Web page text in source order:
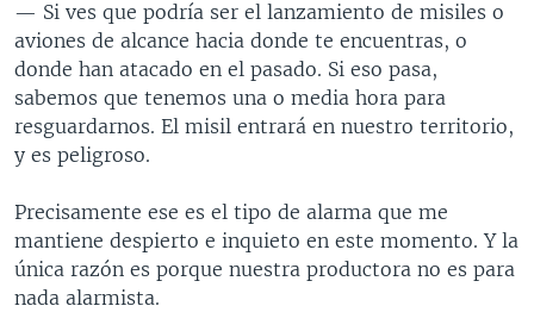
— Si ves que podría ser el lanzamiento de misiles o
aviones de alcance hacia donde te encuentras, o
donde han atacado en el pasado. Si eso pasa,
sabemos que tenemos una o media hora para
resguardarnos. El misil entrará en nuestro territorio,
y es peligroso.
Precisamente ese es el tipo de alarma que me
mantiene despierto e inquieto en este momento. Y la
única razón es porque nuestra productora no es para
nada alarmista.